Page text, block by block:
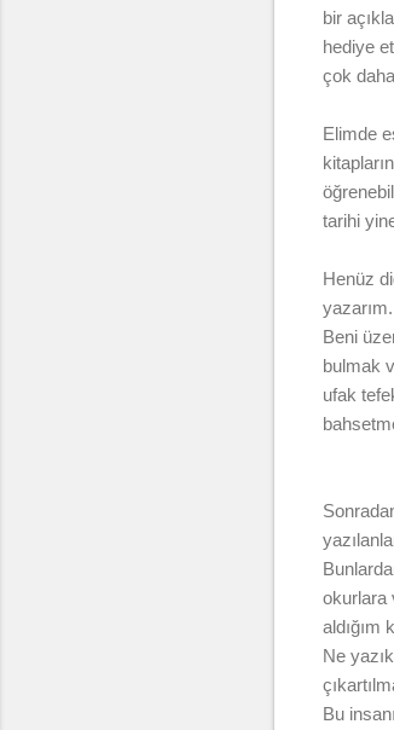
bir
hediye
çok
Elimde
tarihi
Henüz
yazarım.
Beni
bulmak
ufak
okurlara
aldığım
Ne
Bu